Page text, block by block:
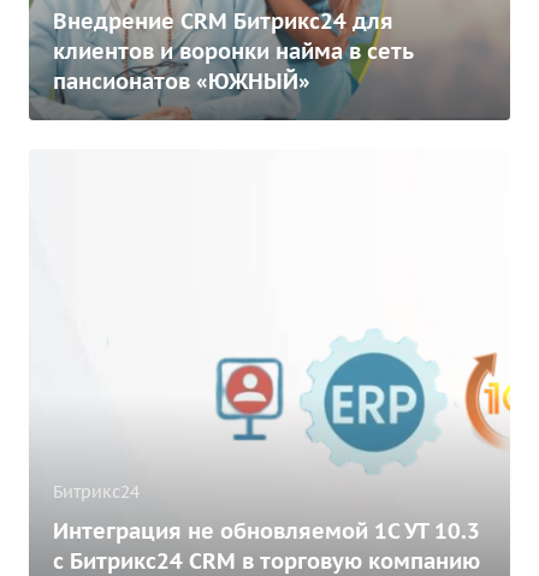
Внедрение CRM Битрикс24 для
клиентов и воронки найма в сеть
пансионатов «ЮЖНЫЙ»
Битрикс24
Интеграция не обновляемой 1С УТ 10.3
с Битрикс24 CRM в торговую компанию